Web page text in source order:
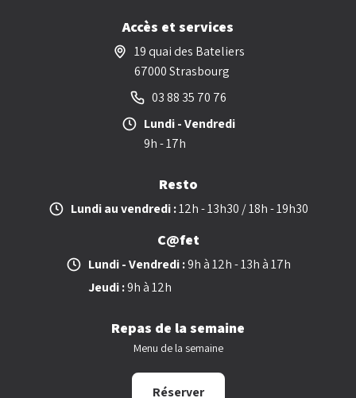
Accès et services
19 quai des Bateliers
67000 Strasbourg
03 88 35 70 76
Lundi - Vendredi
9h - 17h
Resto
Lundi au vendredi :12h - 13h30 / 18h - 19h30
C@fet
Lundi - Vendredi :9h à 12h - 13h à 17h
Jeudi :9h à 12h
Repas de la semaine
Menu de la semaine
Réserver